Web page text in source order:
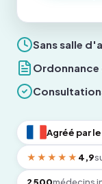
Sans salle
Ordonnance
Agréé par
★★★★★ 4,9
2 500médecins